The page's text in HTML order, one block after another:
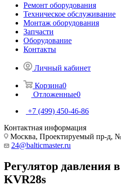
Ремонт оборудования
Техническое обслуживание
Монтаж оборудования
Запчасти
Оборудование
Контакты
Личный кабинет
Корзина0
Отложенные0
+7 (499) 450-46-86
Контактная информация
Москва, Проектируемый пр-д,
24@balticmaster.ru
Регулятор давления
KVR28s